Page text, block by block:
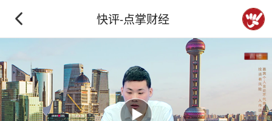
快评-点掌财经